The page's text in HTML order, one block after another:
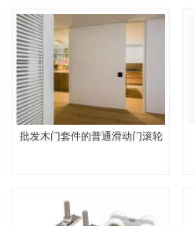
批发木门套件的普通滑动门滚轮